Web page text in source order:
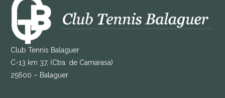
Club Tennis Balaguer
C-13 km 37, (Ctra. de Camarasa)
25600 – Balaguer